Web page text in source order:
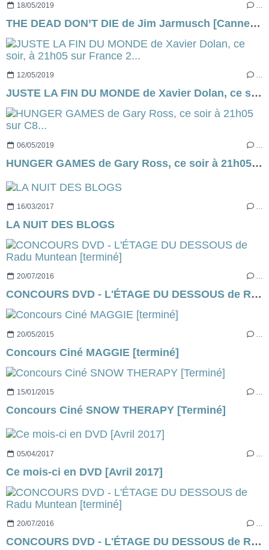
18/05/2019 …
THE DEAD DON’T DIE de Jim Jarmusch [Cannes Express]
12/05/2019 …
JUSTE LA FIN DU MONDE de Xavier Dolan, ce soir, à 21h05 sur France 2...
06/05/2019
HUNGER GAMES de Gary Ross, ce soir à 21h05 sur C8...
16/03/2017 …
LA NUIT DES BLOGS
20/07/2016 …
CONCOURS DVD - L'ÉTAGE DU DESSOUS de Radu Muntean [terminé]
20/05/2015
Concours Ciné MAGGIE [terminé]
15/01/2015 …
Concours Ciné SNOW THERAPY [Terminé]
05/04/2017
Ce mois-ci en DVD [Avril 2017]
20/07/2016 …
CONCOURS DVD - L'ÉTAGE DU DESSOUS de Radu Muntean [terminé]